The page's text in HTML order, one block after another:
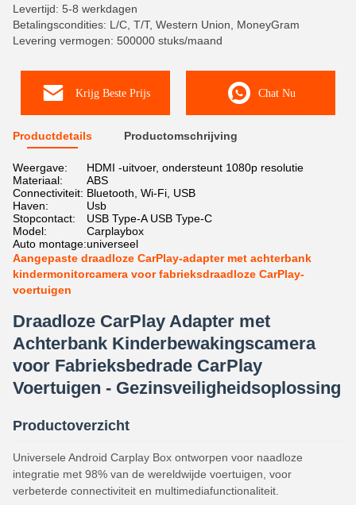
Levertijd: 5-8 werkdagen
Betalingscondities: L/C, T/T, Western Union, MoneyGram
Levering vermogen: 500000 stuks/maand
Krijg Beste Prijs Chat Nu
Productdetails Productomschrijving
Weergave:
HDMI -uitvoer, ondersteunt 1080p resolutie
Materiaal:
ABS
Connectiviteit: Bluetooth, Wi-Fi, USB
Haven:
Usb
Stopcontact:
USB Type-A USB Type-C
Model:
Carplaybox
Auto montage:universeel
Aangepaste draadloze CarPlay-adapter met achterbank
kindermonitorcamera voor fabrieksdraadloze CarPlay-
voertuigen
Draadloze CarPlay Adapter met
Achterbank Kinderbewakingscamera
voor Fabrieksbedrade CarPlay
Voertuigen - Gezinsveiligheidsoplossing
Productoverzicht
Universele Android Carplay Box ontworpen voor naadloze
integratie met 98% van de wereldwijde voertuigen, voor
verbeterde connectiviteit en multimediafunctionaliteit.